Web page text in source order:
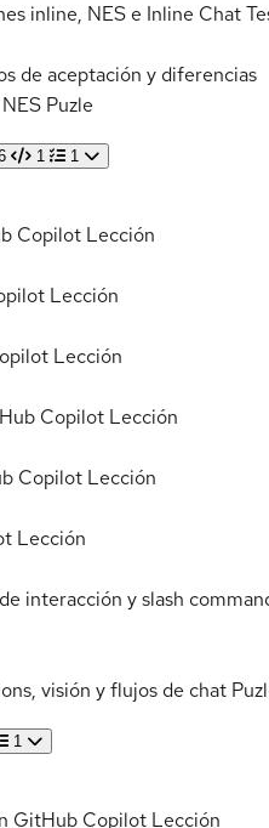
inline, NES e Inline Chat
de aceptación y diferencias
Puzle
1 1
Copilot Lección
Lección
Lección
Copilot Lección
Copilot Lección
Lección
interacción y slash
visión y flujos de chat
1
GitHub Copilot Lección